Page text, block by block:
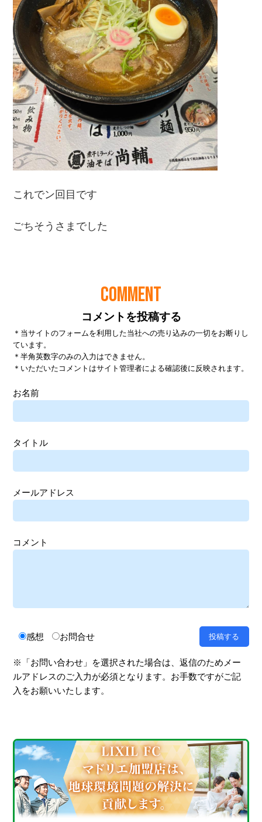
COMMENT
コメントを投稿する
＊当サイトのフォームを利用した当社への売り込みの一切をお断りし
ています。
＊半角英数字のみの入力はできません。
＊いただいたコメントはサイト管理者による確認後に反映されます。
お名前
タイトル
メールアドレス
コメント
感想 お問合せ
※「お問い合わせ」を選択された場合は、返信のためメー
ルアドレスのご入力が必須となります。お手数ですがご記
入をお願いいたします。